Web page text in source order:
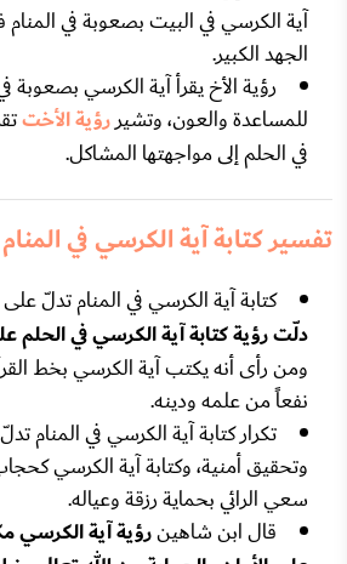
آية الكرسي في البيت بصعوبة في المنام
الجهد الكبير.
رؤية الأخ يقرأ آية الكرسي بصعوبة
للمساعدة والعون، وتشيررؤية الأخت
في الحلم إلى مواجهتها المشاكل.
تفسير كتابة آية الكرسي في المنام
كتابة آية الكرسي في المنام تدلّ
دلّت رؤية كتابة آية الكرسي في الحلم
ومن رأى أنه يكتب آية الكرسي بخط
نفعاً من علمه ودينه.
تكرار كتابة آية الكرسي في المنام
وتحقيق أمنية، وكتابة آية الكرسي
سعي الرائي بحماية رزقة وعياله.
قال ابن شاهينرؤية آية الكرسي